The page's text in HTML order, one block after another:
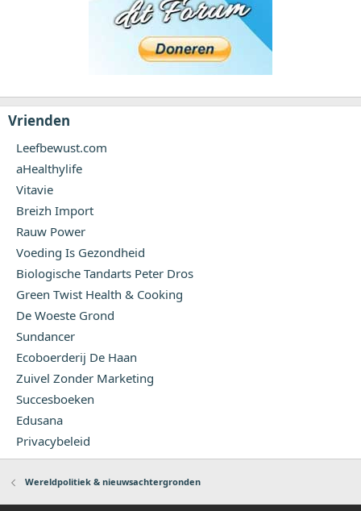
Vrienden
Leefbewust.com
aHealthylife
Vitavie
Breizh Import
Rauw Power
Voeding Is Gezondheid
Biologische Tandarts Peter Dros
Green Twist Health & Cooking
De Woeste Grond
Sundancer
Ecoboerderij De Haan
Zuivel Zonder Marketing
Succesboeken
Edusana
Privacybeleid
Wereldpolitiek & nieuwsachtergronden